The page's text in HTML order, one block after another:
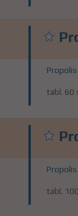
Propolis
tabl. 60
Propolis
tabl.